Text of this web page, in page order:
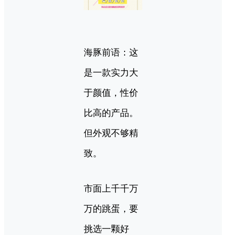
海豚前语：这
是一款实力大
于颜值，性价
比高的产品。
但外观不够精
致。
市面上千千万
万的跳蛋，要
挑选一颗好